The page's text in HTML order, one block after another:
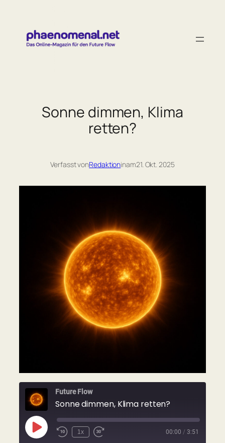
springen
Sonne dimmen, Klima
retten?
Verfasst vonRedaktioninam21. Okt. 2025
Future Flow
Sonne dimmen, Klima retten?
Play
Episode Rewind
1x
Fast
00:00 / 3:51